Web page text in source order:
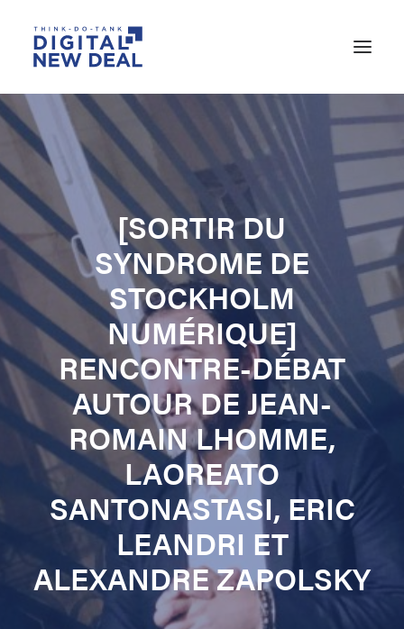
RECHERCHE
[SORTIR DU
SYNDROME DE
STOCKHOLM
NUMÉRIQUE]
RENCONTRE-DÉBAT
AUTOUR DE JEAN-
ROMAIN LHOMME,
LAOREATO
SANTONASTASI, ERIC
LEANDRI ET
ALEXANDRE ZAPOLSKY